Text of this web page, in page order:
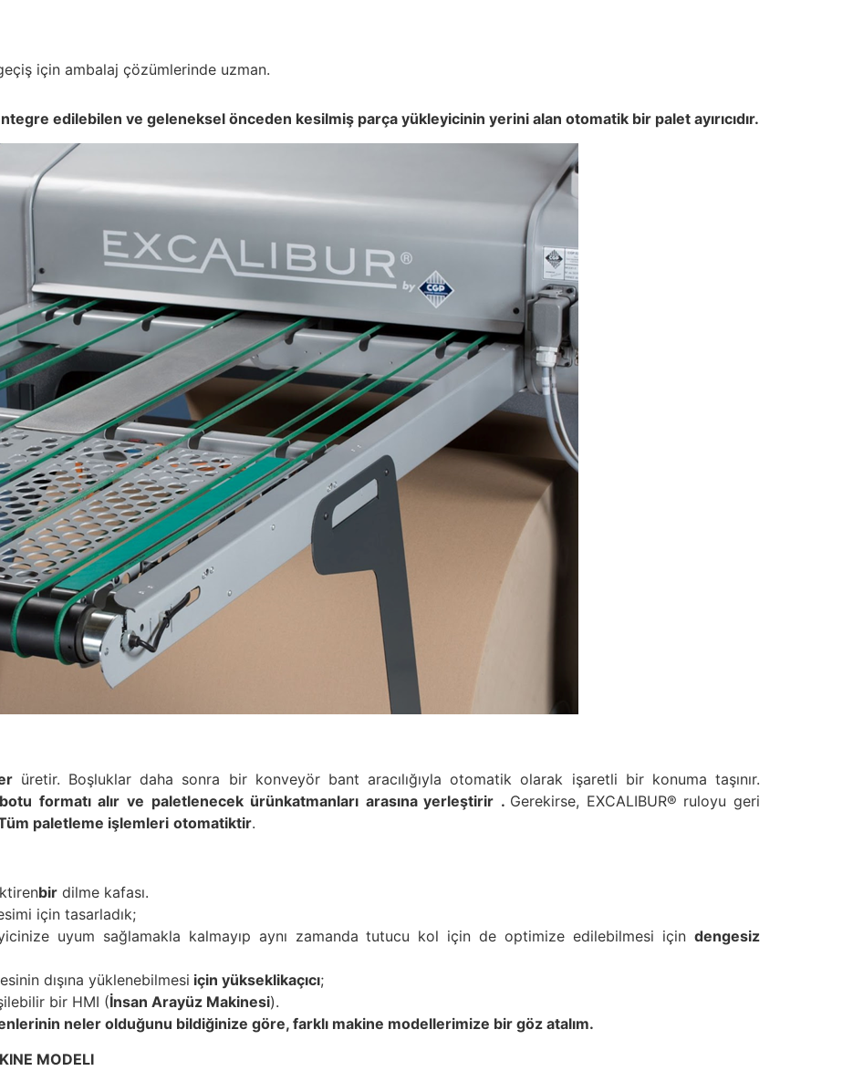
için ambalaj çözümlerinde uzman.
edilebilen ve geleneksel önceden kesilmiş parça yükleyicinin yerini alan otomatik bir palet ayırıcıdır.
üretir. Boşluklar daha sonra bir konveyör bant aracılığıyla otomatik olarak işaretli bir konuma taşınır.
formatı alır ve paletlenecek ürünkatmanları arasına yerleştirir . Gerekirse, EXCALIBUR® ruloyu geri
paletleme işlemleri otomatiktir.
bir dilme kafası.
için tasarladık;
uyum sağlamakla kalmayıp aynı zamanda tutucu kol için de optimize edilebilmesi için dengesiz
dışına yüklenebilmesi için yükseklikaçıcı;
bir HMI (İnsan Arayüz Makinesi).
neler olduğunu bildiğinize göre, farklı makine modellerimize bir göz atalım.
MODELI